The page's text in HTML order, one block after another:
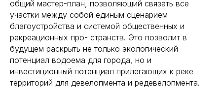
общий мастер-план, позволяющий связать все
участки между собой единым сценарием
благоустройства и системой общественных и
рекреационных про- странств. Это позволит в
будущем раскрыть не только экологический
потенциал водоема для города, но и
инвестиционный потенциал прилегающих к реке
территорий для девелопмента и редевелопмента.